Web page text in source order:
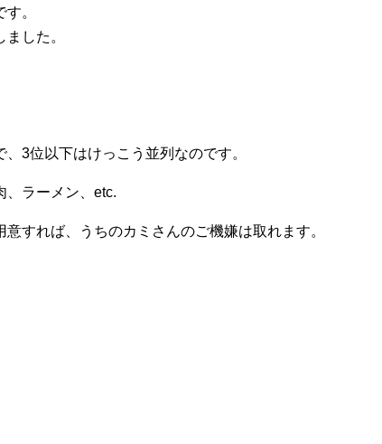
。
した。
3位以下はけっこう並列なのです。
、ラーメン、etc.
すれば、うちのカミさんのご機嫌は取れます。